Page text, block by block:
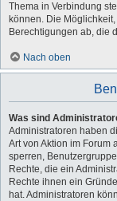
Thema in Verbindung
können. Die
Berechtigungen ab, die
Nach oben
Was sind
Administratoren haben
Art von Aktion im Forum
sperren,
Rechte, die ein
Rechte ihnen ein
hat. Administratoren